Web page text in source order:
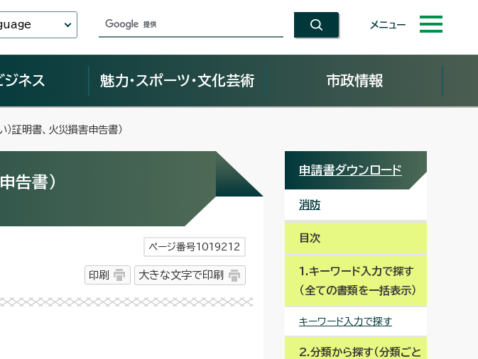
メニュー
ジネス 魅力・スポーツ・文化芸術 市政情報
証明書、火災損害申告書）
告書）
ページ番号1019212
印刷 大きな文字で印刷
申請書ダウンロード
消防
目次
1.キーワード入力で探す
（全ての書類を一括表示）
キーワード入力で探す
2.分類から探す（分類ごと